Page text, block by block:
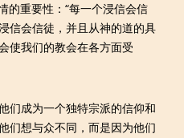
的重要性：“每一个浸信会信
信会信徒，并且从神的道的具
使我们的教会在各方面受
们成为一个独特宗派的信仰和
们想与众不同，而是因为他们